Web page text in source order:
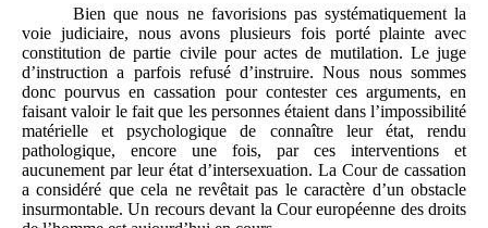
Bien que nous ne favorisions pas systématiquement la
voie judiciaire, nous avons plusieurs fois porté plainte avec
constitution de partie civile pour actes de mutilation. Le juge
d’instruction a parfois refusé d’instruire. Nous nous sommes
donc pourvus en cassation pour contester ces arguments, en
faisant valoir le fait que les personnes étaient dans l’impossibilité
matérielle et psychologique de connaître leur état, rendu
pathologique, encore une fois, par ces interventions et
aucunement par leur état d’intersexuation. La Cour de cassation
a considéré que cela ne revêtait pas le caractère d’un obstacle
insurmontable. Un recours devant la Cour européenne des droits